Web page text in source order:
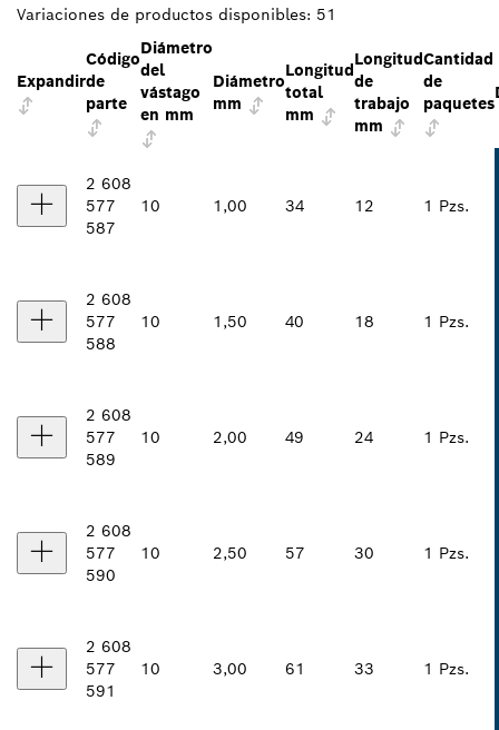
Variaciones de productos disponibles: 51
Expandir
Código
de
parte
Diámetro
del
vástago
en mm
Diámetro
mm
Longitud
total
mm
Longitud
de
trabajo
mm
Cantidad
de
paquetes
2 608
577
587
10 1,00 34 12 1 Pzs.
2 608
577
588
10 1,50 40 18 1 Pzs.
2 608
577
589
10 2,00 49 24 1 Pzs.
2 608
577
590
10 2,50 57 30 1 Pzs.
2 608
577
591
10 3,00 61 33 1 Pzs.